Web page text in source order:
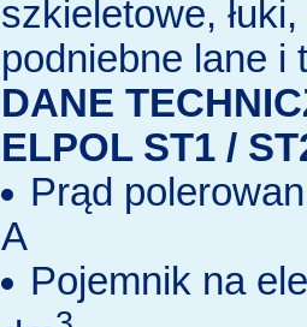
szkieletowe, łuki,
podniebne lane i
DANE
ELPOL ST1 /
Prąd
A
Pojemnik na